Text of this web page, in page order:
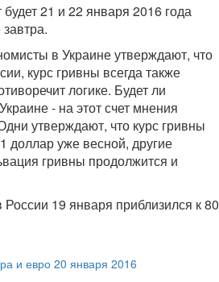
21 и 22 января 2016 года
в Украине утверждают, что
курс гривны всегда также
логике. Будет ли
- на этот счет мнения
утверждают, что курс гривны
доллар уже весной, другие
гривны продолжится и
19 января приблизился к 80
и евро 20 января 2016